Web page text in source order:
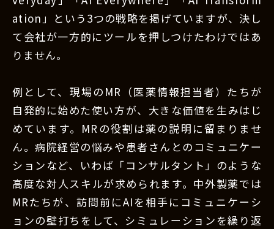
ation」という3つの戦略を掲げていますが、決し
て会社が一方的にツールを押しつけたわけではあ
りません。
例として、現場のMR（医薬情報担当者）たちが
自発的に始めた使い方が、大きな価値を生みはじ
めています。MRの役割は薬の説明に留まりませ
ん。病院経営の悩みや患者さんとのコミュニケー
ションなど、いわば「コンサルタント」のような
高度な対人スキルが求められます。中外製薬では
MRたちが、訪問前にAIを相手にコミュニケーシ
ョンの壁打ちをして、シミュレーションを繰り返